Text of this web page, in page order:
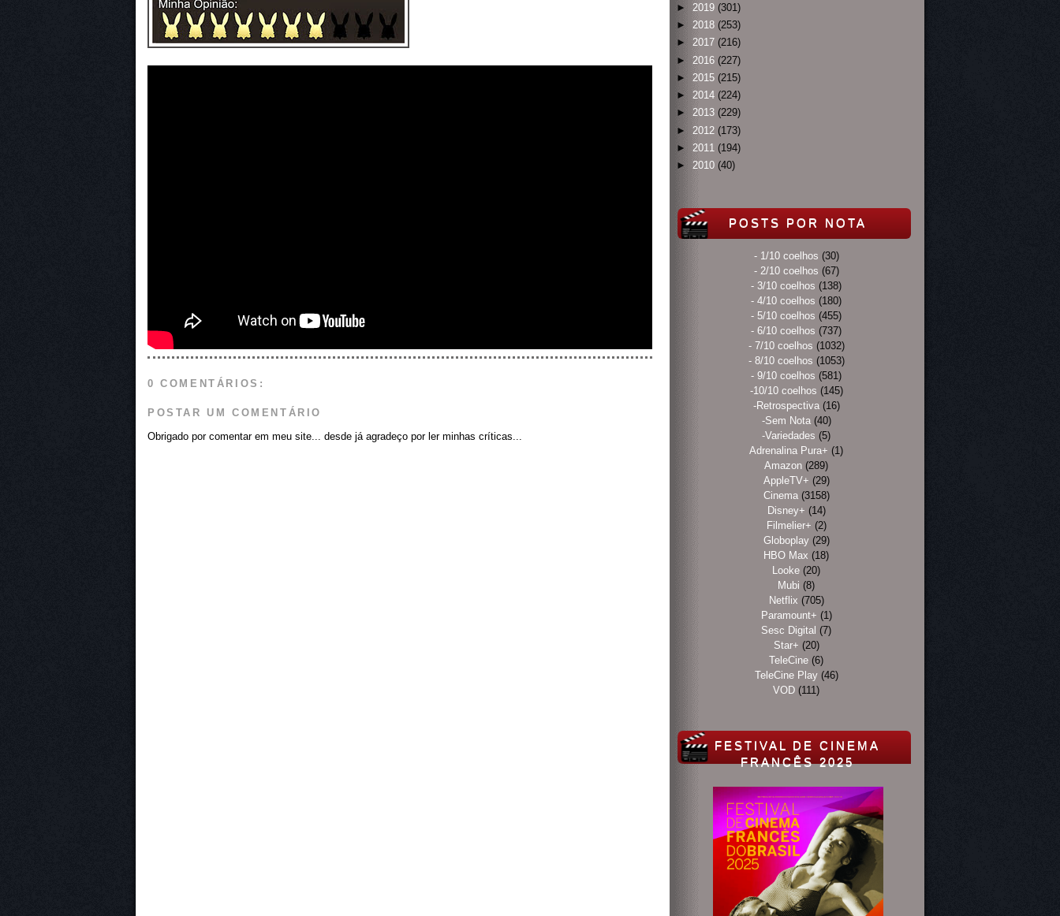
0 COMENTÁRIOS:
POSTAR UM COMENTÁRIO
Obrigado por comentar em meu site... desde já agradeço por ler minhas críticas...
► 2019 (301)
► 2018 (253)
► 2017 (216)
► 2016 (227)
► 2015 (215)
► 2014 (224)
► 2013 (229)
► 2012 (173)
► 2011 (194)
► 2010 (40)
POSTS POR NOTA
- 1/10 coelhos (30)
- 2/10 coelhos (67)
- 3/10 coelhos (138)
- 4/10 coelhos (180)
- 5/10 coelhos (455)
- 6/10 coelhos (737)
- 7/10 coelhos (1032)
- 8/10 coelhos (1053)
- 9/10 coelhos (581)
-10/10 coelhos (145)
-Retrospectiva (16)
-Sem Nota (40)
-Variedades (5)
Adrenalina Pura+ (1)
Amazon (289)
AppleTV+ (29)
Cinema (3158)
Disney+ (14)
Filmelier+ (2)
Globoplay (29)
HBO Max (18)
Looke (20)
Mubi (8)
Netflix (705)
Paramount+ (1)
Sesc Digital (7)
Star+ (20)
TeleCine (6)
TeleCine Play (46)
VOD (111)
FESTIVAL DE CINEMA
FRANCÊS 2025